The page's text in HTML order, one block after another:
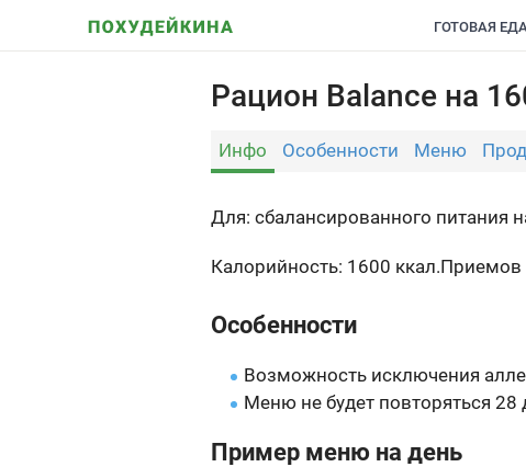
ГОТОВАЯ
Рацион Balance на
Инфо Особенности Меню
Для: сбалансированного питания
Калорийность: 1600 ккал.Приемов
Особенности
Возможность исключения
Меню не будет повторяться 28
Пример меню на день